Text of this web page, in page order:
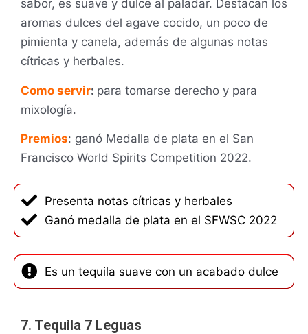
sabor, es suave y dulce al paladar. Destacan los
aromas dulces del agave cocido, un poco de
pimienta y canela, además de algunas notas
cítricas y herbales.
Como servir: para tomarse derecho y para
mixología.
Premios: ganó Medalla de plata en el San
Francisco World Spirits Competition 2022.
Presenta notas cítricas y herbales
Ganó medalla de plata en el SFWSC 2022
Es un tequila suave con un acabado dulce
7. Tequila 7 Leguas